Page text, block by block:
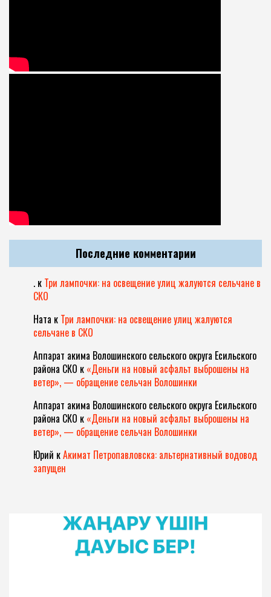
Последние комментарии
. к Три лампочки: на освещение улиц жалуются сельчане в
СКО
Ната к Три лампочки: на освещение улиц жалуются
сельчане в СКО
Аппарат акима Волошинского сельского округа Есильского
района СКО к «Деньги на новый асфальт выброшены на
ветер», — обращение сельчан Волошинки
Аппарат акима Волошинского сельского округа Есильского
района СКО к «Деньги на новый асфальт выброшены на
ветер», — обращение сельчан Волошинки
Юрий кАкимат Петропавловска: альтернативный водовод
запущен